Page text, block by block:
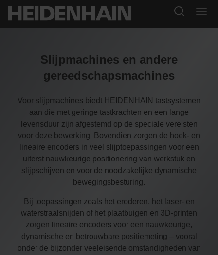
Slijpmachines en andere
gereedschapsmachines
Voor slijpmachines biedt HEIDENHAIN tastsystemen
aan die met geringe tastkrachten en een lange
levensduur zijn afgestemd op de speciale vereisten
voor deze bewerking. Bovendien zorgen de hoek- en
lineaire encoders in veel slijptoepassingen voor een
uiterst nauwkeurige positionering van werkstuk en
slijpschijven en voor de noodzakelijke dynamische
bewegingsbesturing.
Bij toepassingen zoals het eroderen, het laser- en
waterstraalsnijden of het plaatbuigen en 3D-printen
zorgen lineaire encoders voor een nauwkeurige,
dynamische en betrouwbare positiemeting – vooral
onder de bijzonder veeleisende omstandigheden van